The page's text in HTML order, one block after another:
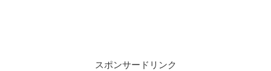
スポンサードリンク